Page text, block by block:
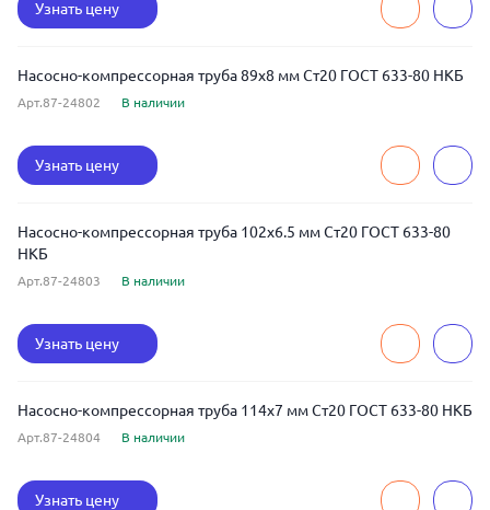
Узнать цену
Насосно-компрессорная труба 89x8 мм Ст20 ГОСТ 633-80 НКБ
Арт.87-24802 В наличии
Узнать цену
Насосно-компрессорная труба 102x6.5 мм Ст20 ГОСТ 633-80
НКБ
Арт.87-24803 В наличии
Узнать цену
Насосно-компрессорная труба 114x7 мм Ст20 ГОСТ 633-80 НКБ
Арт.87-24804 В наличии
Узнать цену